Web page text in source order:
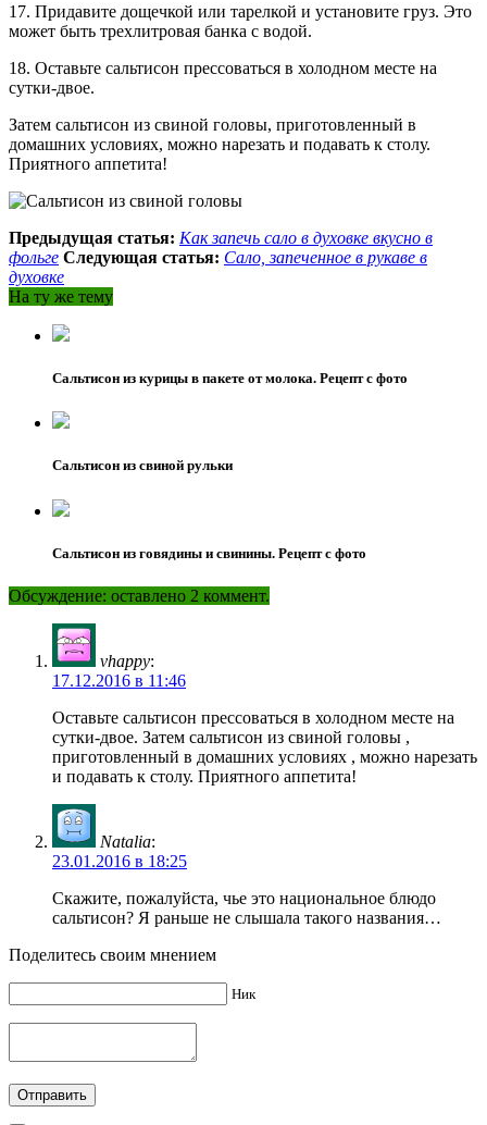
17. Придавите дощечкой или тарелкой и установите груз. Это
может быть трехлитровая банка с водой.
18. Оставьте сальтисон прессоваться в холодном месте на
сутки-двое.
Затем сальтисон из свиной головы, приготовленный в
домашних условиях, можно нарезать и подавать к столу.
Приятного аппетита!
Предыдущая статья: Как запечь сало в духовке вкусно в
фольге Следующая статья: Сало, запеченное в рукаве в
духовке
На ту же тему
Сальтисон из курицы в пакете от молока. Рецепт с фото
Сальтисон из свиной рульки
Сальтисон из говядины и свинины. Рецепт с фото
Обсуждение: оставлено 2 коммент.
vhappy:
17.12.2016 в 11:46
Оставьте сальтисон прессоваться в холодном месте на
сутки-двое. Затем сальтисон из свиной головы ,
приготовленный в домашних условиях , можно нарезать
и подавать к столу. Приятного аппетита!
Natalia:
23.01.2016 в 18:25
Скажите, пожалуйста, чье это национальное блюдо
сальтисон? Я раньше не слышала такого названия…
Поделитесь своим мнением
Ник